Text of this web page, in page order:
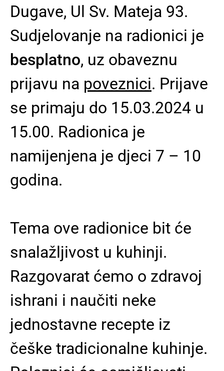
Dugave, Ul Sv. Mateja 93.
Sudjelovanje na radionici je
besplatno, uz obaveznu
prijavu na poveznici. Prijave
se primaju do 15.03.2024 u
15.00. Radionica je
namijenjena je djeci 7 – 10
godina.
Tema ove radionice bit će
snalažljivost u kuhinji.
Razgovarat ćemo o zdravoj
ishrani i naučiti neke
jednostavne recepte iz
češke tradicionalne kuhinje.